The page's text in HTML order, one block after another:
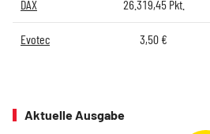
DAX 26.319,45Pkt.
Evotec 3,50 €
Aktuelle Ausgabe